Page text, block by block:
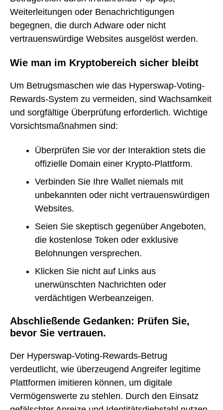
Weiterleitungen oder Benachrichtigungen
begegnen, die durch Adware oder nicht
vertrauenswürdige Websites ausgelöst werden.
Wie man im Kryptobereich sicher bleibt
Um Betrugsmaschen wie das Hyperswap-Voting-
Rewards-System zu vermeiden, sind Wachsamkeit
und sorgfältige Überprüfung erforderlich. Wichtige
Vorsichtsmaßnahmen sind:
Überprüfen Sie vor der Interaktion stets die
offizielle Domain einer Krypto-Plattform.
Verbinden Sie Ihre Wallet niemals mit
unbekannten oder nicht vertrauenswürdigen
Websites.
Seien Sie skeptisch gegenüber Angeboten,
die kostenlose Token oder exklusive
Belohnungen versprechen.
Klicken Sie nicht auf Links aus
unerwünschten Nachrichten oder
verdächtigen Werbeanzeigen.
Abschließende Gedanken: Prüfen Sie,
bevor Sie vertrauen.
Der Hyperswap-Voting-Rewards-Betrug
verdeutlicht, wie überzeugend Angreifer legitime
Plattformen imitieren können, um digitale
Vermögenswerte zu stehlen. Durch den Einsatz